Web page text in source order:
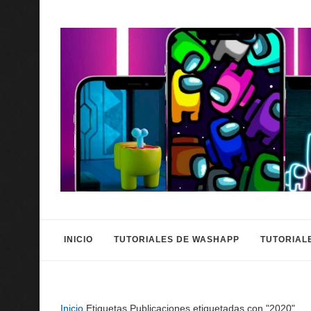
INICIO TUTORIALES DE WASHAPP
Inicio Etiquetas Publicaciones etiquetadas con "2020"